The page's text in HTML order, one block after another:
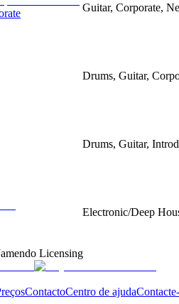
Guitar, Corporate,
Drums, Guitar,
Drums, Guitar,
Electronic/Deep
Licensing
ContactoCentro de ajuda